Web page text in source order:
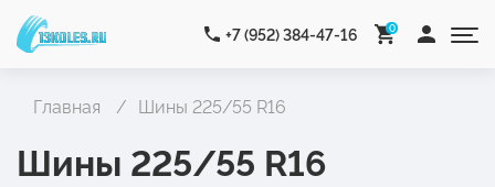
+7 (952) 384-47-16 0
Главная Шины 225/55 R16
Шины 225/55 R16